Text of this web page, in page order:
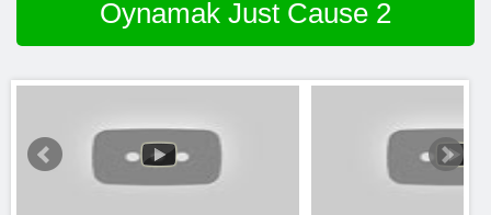
Oynamak Just Cause 2